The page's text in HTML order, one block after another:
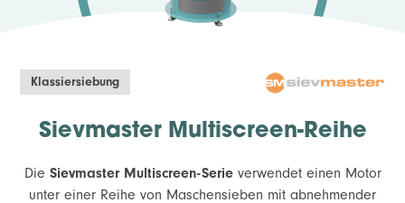
Klassiersiebung
Sievmaster Multiscreen-Reihe
Die Sievmaster Multiscreen-Serieverwendet einen Motor
unter einer Reihe von Maschensieben mit abnehmender